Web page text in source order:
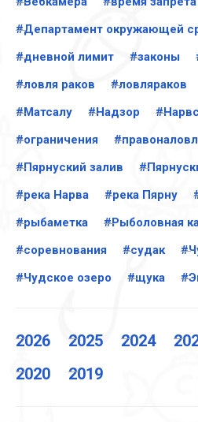
#Департамент окружающей
#дневной лимит
#законы
#ловля раков
#ловляраков
#Матсалу
#Надзор
#ограничения
#Пярнуский залив
#река Нарва
#река Пярну
#рыбаметка
#Рыболовная
#соревнования
#судак
#Чудское озеро
#щука
2026 2025 2024
2020
2019